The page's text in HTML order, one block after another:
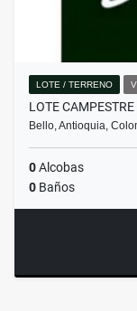
LOTE / TERRENO
LOTE
Bello, Antioquia,
0Alcobas
0 Baños